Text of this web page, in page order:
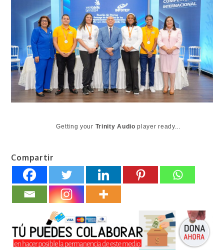
Getting your Trinity Audio player ready...
Compartir